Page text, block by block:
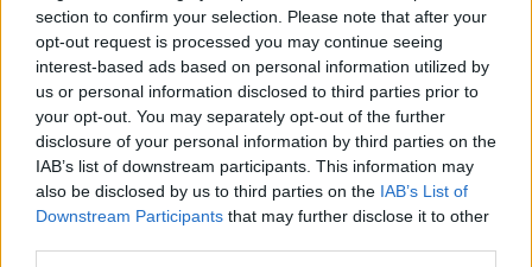
section to confirm your selection. Please note that after your
opt-out request is processed you may continue seeing
interest-based ads based on personal information utilized by
us or personal information disclosed to third parties prior to
your opt-out. You may separately opt-out of the further
disclosure of your personal information by third parties on the
IAB’s list of downstream participants. This information may
also be disclosed by us to third parties on the IAB’s List of
Downstream Participants that may further disclose it to other
Ευρωπαϊκό Κορασίδων:
Τζάμπολ για την Εθνική στα
Ιωάννινα κόντρα στην Ιρλανδία
(live stream)
Β.Σ. Καρούλιας: Τζίρος 98,7
εκατ. ευρώ και αύξηση κερδών
57% - Τα νέα στοιχήματα σε
low & non alcohol